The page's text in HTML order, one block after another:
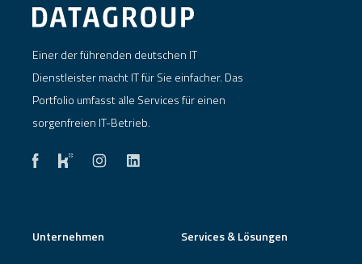
Einer der führenden deutschen IT
Dienstleister macht IT für Sie einfacher. Das
Portfolio umfasst alle Services für einen
sorgenfreien IT-Betrieb.
Unternehmen Services & Lösungen